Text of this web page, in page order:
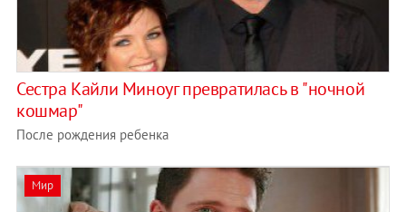
Сестра Кайли Миноуг превратилась в "ночной
кошмар"
После рождения ребенка
Мир